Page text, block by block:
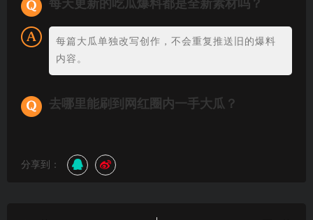
每天更新的吃瓜爆料都是全新素材吗？
每篇大瓜单独改写创作，不会重复推送旧的爆料
内容。
去哪里能刷到网红圈内一手大瓜？
分享到：